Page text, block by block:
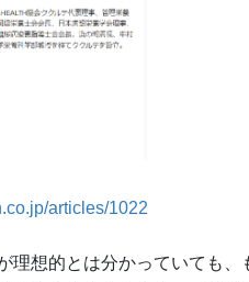
articles/1022
理想的とは分かっていても